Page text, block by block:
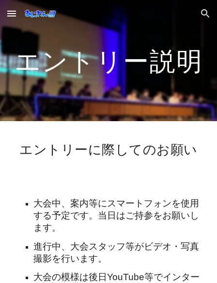
Skip to main content Skip to navigation
エントリー説明
エントリーに際してのお願い
大会中、案内等にスマートフォンを使用
する予定です。当日はご持参をお願いし
ます。
進行中、大会スタッフ等がビデオ・写真
撮影を行います。
大会の模様は後日YouTube等でインター